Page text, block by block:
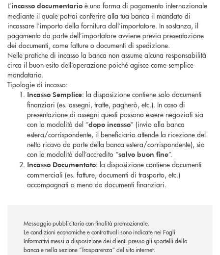
L’incasso documentario è una forma di pagamento internazionale
mediante il quale potrai conferire alla tua banca il mandato di
incassare l’importo della fornitura dall’importatore. In sostanza, il
pagamento da parte dell’importatore avviene previa presentazione
dei documenti, come fatture o documenti di spedizione.
Nelle pratiche di incasso la banca non assume alcuna responsabilità
circa il buon esito dell’operazione poiché agisce come semplice
mandataria.
Tipologie di incasso:
Incasso Semplice: la disposizione contiene solo documenti
finanziari (es. assegni, tratte, pagherò, etc.). In caso di
presentazione di assegni questi possono essere negoziati sia
con la modalità del “dopo incasso” (invio alla banca
estera/corrispondente, il beneficiario attende la ricezione del
netto ricavo da parte della banca estera/corrispondente), sia
con la modalità dell’accredito “salvo buon fine”.
Incasso Documentato: la disposizione contiene documenti
commerciali (es. fatture, documenti di trasporto, etc.)
accompagnati o meno da documenti finanziari.
Messaggio pubblicitario con finalità promozionale.
Le condizioni economiche e contrattuali sono indicate nei Fogli
Informativi messi a disposizione dei clienti presso gli sportelli della
banca e nella sezione “Trasparenza” del sito internet.